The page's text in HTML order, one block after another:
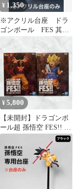
¥ 1,350
※アクリル台座 ドラ
ゴンボール FES 其之
¥5,800
【未開封】ドラゴンボ
ール超 孫悟空 FES!! 其
之十五Ａ十六 Ａ2種セ
ット